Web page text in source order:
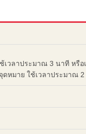
วลาประมาณ 3 นาที หรื
ดหมาย ใช้เวลาประมาณ